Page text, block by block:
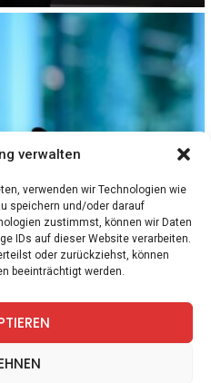
verwalten
verwenden wir Technologien wie
speichern und/oder darauf
zustimmst, können wir Daten
IDs auf dieser Website verarbeiten.
oder zurückziehst, können
beeinträchtigt werden.
Muss Populismus